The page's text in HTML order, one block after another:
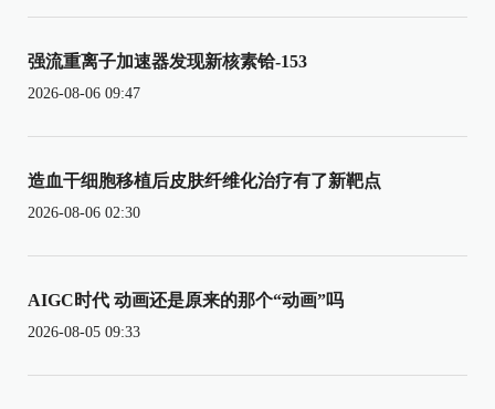
强流重离子加速器发现新核素铪-153
2026-08-06 09:47
造血干细胞移植后皮肤纤维化治疗有了新靶点
2026-08-06 02:30
AIGC时代 动画还是原来的那个“动画”吗
2026-08-05 09:33